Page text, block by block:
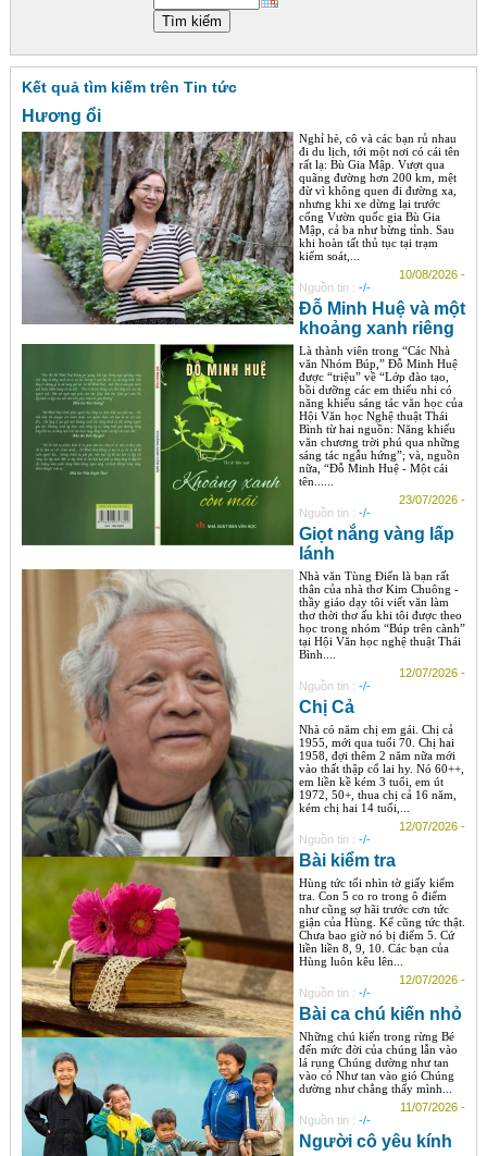
Liên hệ
Tìm kiếm
Kết quả tìm kiếm trên Tin tức
Hương ổi
Nghỉ hè, cô và các bạn rủ nhau
đi du lịch, tới một nơi có cái tên
rất lạ: Bù Gia Mập. Vượt qua
quãng đường hơn 200 km, mệt
đừ vì không quen đi đường xa,
nhưng khi xe dừng lại trước
cổng Vườn quốc gia Bù Gia
Mập, cả ba như bừng tỉnh. Sau
khi hoàn tất thủ tục tại trạm
kiểm soát,...
10/08/2026 -
Nguồn tin : -/-
Đỗ Minh Huệ và một
khoảng xanh riêng
Là thành viên trong “Các Nhà
văn Nhóm Búp,” Đỗ Minh Huệ
được “triệu” về “Lớp đào tạo,
bồi dưỡng các em thiếu nhi có
năng khiếu sáng tác văn học của
Hội Văn học Nghệ thuật Thái
Bình từ hai nguồn: Năng khiếu
văn chương trời phú qua những
sáng tác ngẫu hứng”; và, nguồn
nữa, “Đỗ Minh Huệ - Một cái
tên......
23/07/2026 -
Nguồn tin : -/-
Giọt nắng vàng lấp
lánh
Nhà văn Tùng Điển là bạn rất
thân của nhà thơ Kim Chuông -
thầy giáo dạy tôi viết văn làm
thơ thời thơ ấu khi tôi được theo
học trong nhóm “Búp trên cành”
tại Hội Văn học nghệ thuật Thái
Bình....
12/07/2026 -
Nguồn tin : -/-
Chị Cả
Nhà có năm chị em gái. Chị cả
1955, mới qua tuổi 70. Chị hai
1958, đợi thêm 2 năm nữa mới
vào thất thập cổ lai hy. Nó 60++,
em liền kề kém 3 tuổi, em út
1972, 50+, thua chị cả 16 năm,
kém chị hai 14 tuổi,...
12/07/2026 -
Nguồn tin : -/-
Bài kiểm tra
Hùng tức tối nhìn tờ giấy kiểm
tra. Con 5 co ro trong ô điểm
như cũng sợ hãi trước cơn tức
giận của Hùng. Kể cũng tức thật.
Chưa bao giờ nó bị điểm 5. Cứ
liền liền 8, 9, 10. Các bạn của
Hùng luôn kêu lên...
12/07/2026 -
Nguồn tin : -/-
Bài ca chú kiến nhỏ
Những chú kiến trong rừng Bé
đến mức đời của chúng lẫn vào
lá rụng Chúng dường như tan
vào cỏ Như tan vào gió Chúng
dường như chẳng thấy mình...
11/07/2026 -
Nguồn tin : -/-
Người cô yêu kính